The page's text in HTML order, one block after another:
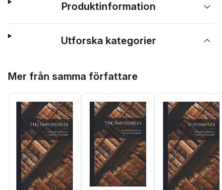
Produktinformation
Utforska kategorier
Mer från samma författare